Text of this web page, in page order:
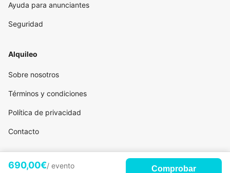
690,00€/ evento Comprobar
Ayuda para anunciantes
Seguridad
Alquileo
Sobre nosotros
Términos y condiciones
Política de privacidad
Contacto